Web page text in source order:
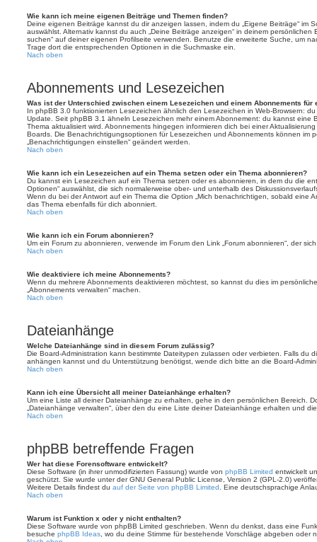
Wie kann ich meine eigenen Beiträge und Themen finden?
Deine eigenen Beiträge kannst du dir anzeigen lassen, indem du „Eigene Beiträge“ im
auswählst. Alternativ kannst du auch „Deine Beiträge anzeigen“ in deinem persönlichen
suchen“ auf deiner eigenen Profilseite verwenden. Benutze die erweiterte Suche, um
Trage dort die entsprechenden Optionen in die Suchmaske ein.
Nach oben
Abonnements und Lesezeichen
Was ist der Unterschied zwischen einem Lesezeichen und einem Abonnements für
In phpBB 3.0 funktionierten Lesezeichen ähnlich den Lesezeichen in Web-Browsern:
Update. Seit phpBB 3.1 ähneln Lesezeichen mehr einem Abonnement: du kannst eine
Thema aktualisiert wird. Abonnements hingegen informieren dich bei einer
Boards. Die Benachrichtigungsoptionen für Lesezeichen und Abonnements können im
„Benachrichtigungen einstellen“ geändert werden.
Nach oben
Wie kann ich ein Lesezeichen auf ein Thema setzen oder ein Thema abonnieren?
Du kannst ein Lesezeichen auf ein Thema setzen oder es abonnieren, in dem du die
Optionen“ auswählst, die sich normalerweise ober- und unterhalb des
Wenn du bei der Antwort auf ein Thema die Option „Mich benachrichtigen, sobald eine
das Thema ebenfalls für dich abonniert.
Nach oben
Wie kann ich ein Forum abonnieren?
Um ein Forum zu abonnieren, verwende im Forum den Link „Forum abonnieren“, der
Nach oben
Wie deaktiviere ich meine Abonnements?
Wenn du mehrere Abonnements deaktivieren möchtest, so kannst du dies im
„Abonnements verwalten“ machen.
Nach oben
Dateianhänge
Welche Dateianhänge sind in diesem Forum zulässig?
Die Board-Administration kann bestimmte Dateitypen zulassen oder verbieten. Falls du
anhängen kannst und du Unterstützung benötigst, wende dich bitte an die Board-
Nach oben
Kann ich eine Übersicht all meiner Dateianhänge erhalten?
Um eine Liste all deiner Dateianhänge zu erhalten, gehe in den persönlichen Bereich.
„Dateianhänge verwalten“, über den du eine Liste deiner Dateianhänge erhalten und
Nach oben
phpBB betreffende Fragen
Wer hat diese Forensoftware entwickelt?
Diese Software (in ihrer unmodifizierten Fassung) wurde von phpBB Limited entwickelt
geschützt. Sie wurde unter der GNU General Public License, Version 2 (GPL-2.0)
Weitere Details findest du auf der Seite von phpBB Limited . Eine deutschsprachige
Nach oben
Warum ist Funktion x oder y nicht enthalten?
Diese Software wurde von phpBB Limited geschrieben. Wenn du denkst, dass eine
besuche phpBB Ideas , wo du deine Stimme für bestehende Vorschläge abgeben oder